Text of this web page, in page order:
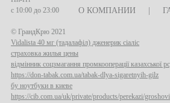
О КОМПАНИИ
с 10:00 до 23:00
© ГрандКрю 2021
Vidalista 40 мг (тадалафіл) дженерик сіаліс
страховка жилья цены
відмінник соцзмагання промкооперації казахської
https://don-tabak.com.ua/tabak-dlya-sigaretnyih-gilz
бу ноутбуки в киеве
https://cib.com.ua/uk/private/products/perekazi/